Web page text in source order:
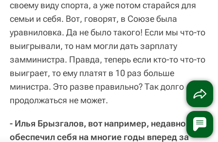
своему виду спорта, а уже потом старайся для
семьи и себя. Вот, говорят, в Союзе была
уравниловка. Да не было такого! Если мы что-то
выигрывали, то нам могли дать зарплату
замминистра. Правда, теперь если кто-то что-то
выиграет, то ему платят в 10 раз больше
министра. Это разве правильно? Так долго
продолжаться не может.
- Илья Брызгалов, вот например, недавно
обеспечил себя на многие годы вперед за